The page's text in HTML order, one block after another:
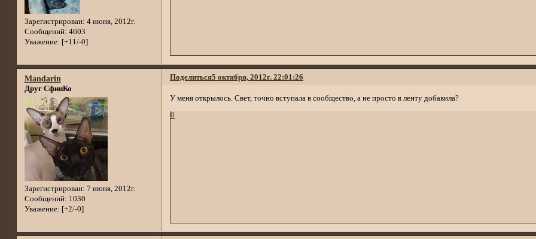
Зарегистрирован: 4 июня, 2012г.
Сообщений: 4603
Уважение: [+11/-0]
Поделиться5 октября, 2012г. 22:01:26
Mandarin
Друг СфинКо
Зарегистрирован: 7 июня, 2012г.
Сообщений: 1030
Уважение: [+2/-0]
У меня открылось. Свет, точно вступала в сообщество, а не просто в ленту добавила?
0